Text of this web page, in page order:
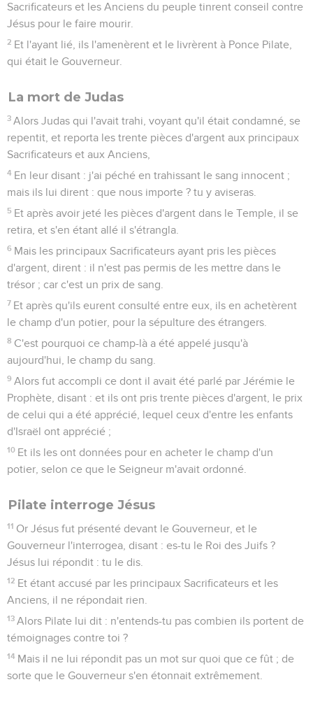
Sacrificateurs et les Anciens du peuple tinrent conseil contre
Jésus pour le faire mourir.
2 Et l'ayant lié, ils l'amenèrent et le livrèrent à Ponce Pilate,
qui était le Gouverneur.
La mort de Judas
3 Alors Judas qui l'avait trahi, voyant qu'il était condamné, se
repentit, et reporta les trente pièces d'argent aux principaux
Sacrificateurs et aux Anciens,
4 En leur disant : j'ai péché en trahissant le sang innocent ;
mais ils lui dirent : que nous importe ? tu y aviseras.
5 Et après avoir jeté les pièces d'argent dans le Temple, il se
retira, et s'en étant allé il s'étrangla.
6 Mais les principaux Sacrificateurs ayant pris les pièces
d'argent, dirent : il n'est pas permis de les mettre dans le
trésor ; car c'est un prix de sang.
7 Et après qu'ils eurent consulté entre eux, ils en achetèrent
le champ d'un potier, pour la sépulture des étrangers.
8 C'est pourquoi ce champ-là a été appelé jusqu'à
aujourd'hui, le champ du sang.
9 Alors fut accompli ce dont il avait été parlé par Jérémie le
Prophète, disant : et ils ont pris trente pièces d'argent, le prix
de celui qui a été apprécié, lequel ceux d'entre les enfants
d'Israël ont apprécié ;
10 Et ils les ont données pour en acheter le champ d'un
potier, selon ce que le Seigneur m'avait ordonné.
Pilate interroge Jésus
11 Or Jésus fut présenté devant le Gouverneur, et le
Gouverneur l'interrogea, disant : es-tu le Roi des Juifs ?
Jésus lui répondit : tu le dis.
12 Et étant accusé par les principaux Sacrificateurs et les
Anciens, il ne répondait rien.
13 Alors Pilate lui dit : n'entends-tu pas combien ils portent de
témoignages contre toi ?
14 Mais il ne lui répondit pas un mot sur quoi que ce fût ; de
sorte que le Gouverneur s'en étonnait extrêmement.